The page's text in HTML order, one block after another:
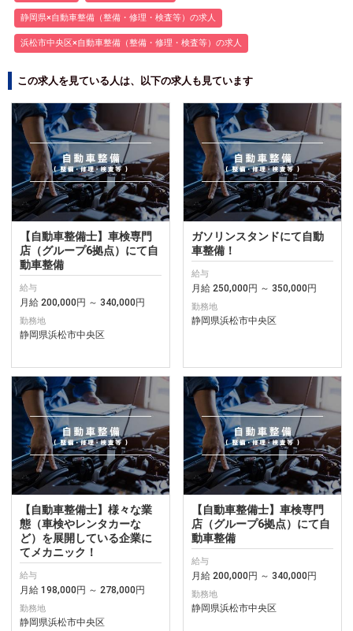
静岡県×自動車整備（整備・修理・検査等）の求人
浜松市中央区×自動車整備（整備・修理・検査等）の求人
この求人を見ている人は、以下の求人も見ています
【自動車整備士】車検専門
店（グループ6拠点）にて自
動車整備
給与
月給 200,000円 ～ 340,000円
勤務地
静岡県浜松市中央区
ガソリンスタンドにて自動
車整備！
給与
月給 250,000円 ～ 350,000円
勤務地
静岡県浜松市中央区
【自動車整備士】様々な業
態（車検やレンタカーな
ど）を展開している企業に
てメカニック！
給与
月給 198,000円 ～ 278,000円
勤務地
静岡県浜松市中央区
【自動車整備士】車検専門
店（グループ6拠点）にて自
動車整備
給与
月給 200,000円 ～ 340,000円
勤務地
静岡県浜松市中央区